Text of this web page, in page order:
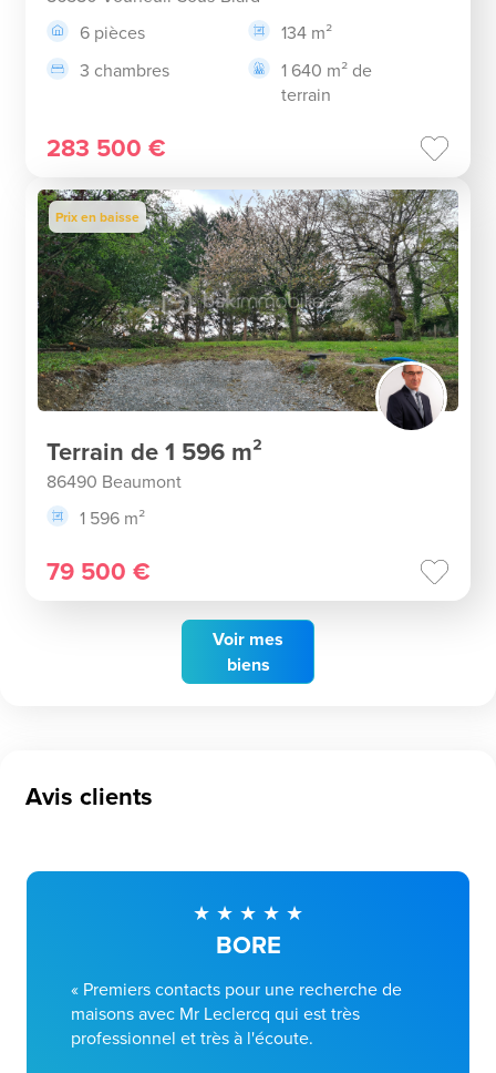
Voir mes
biens
6 pièces
134 m²
3 chambres
1 640 m² de
terrain
283 500 €
Prix en baisse
Terrain de 1 596 m²
86490 Beaumont
1 596 m²
79 500 €
Avis clients
BORE
« Premiers contacts pour une recherche de
maisons avec Mr Leclercq qui est très
professionnel et très à l'écoute.